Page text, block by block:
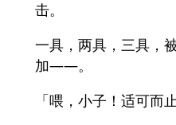
击。
一具，两具，三具，
加――。
「喂，小子！适可而